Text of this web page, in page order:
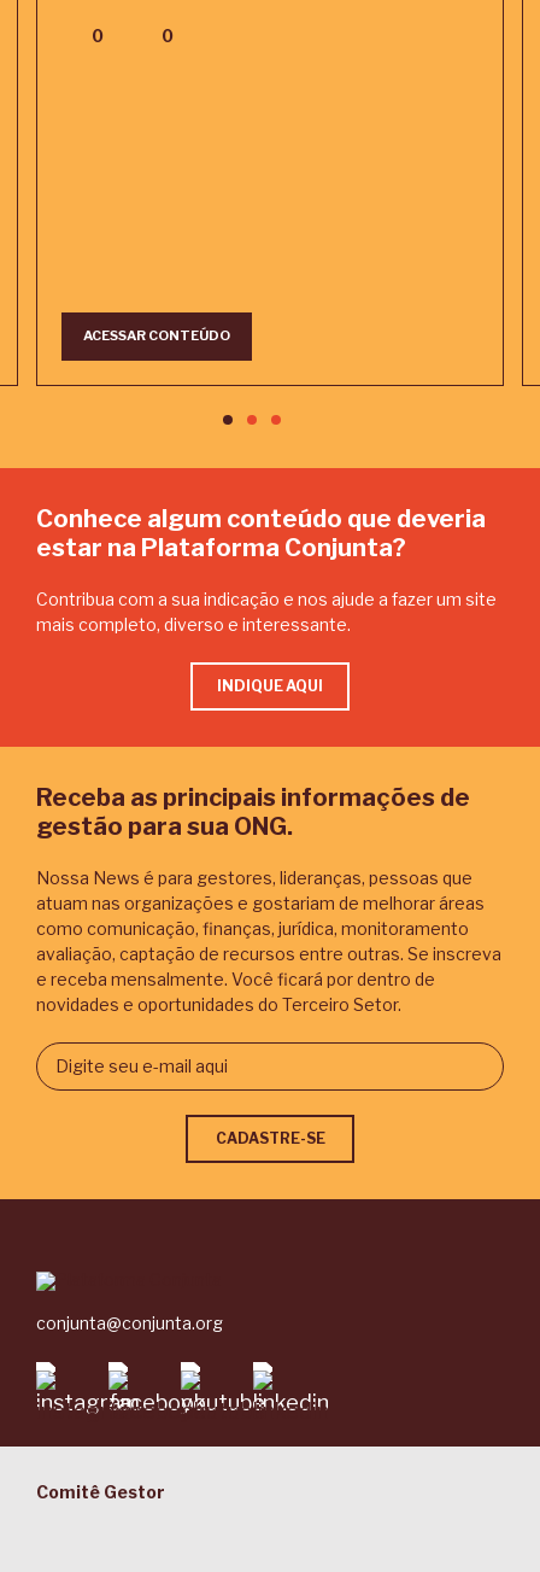
0 0
ACESSAR CONTEÚDO
Conhece algum conteúdo que deveria
estar na Plataforma Conjunta?
Contribua com a sua indicação e nos ajude a fazer um site
mais completo, diverso e interessante.
INDIQUE AQUI
Receba as principais informações de
gestão para sua ONG.
Nossa News é para gestores, lideranças, pessoas que
atuam nas organizações e gostariam de melhorar áreas
como comunicação, finanças, jurídica, monitoramento
avaliação, captação de recursos entre outras. Se inscreva
e receba mensalmente. Você ficará por dentro de
novidades e oportunidades do Terceiro Setor.
conjunta@conjunta.org
Comitê Gestor